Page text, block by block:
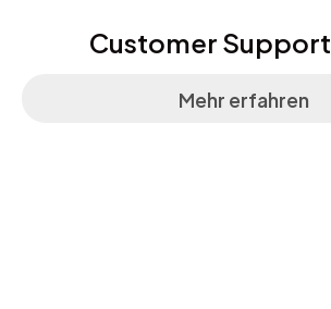
Customer Support
Mehr erfahren